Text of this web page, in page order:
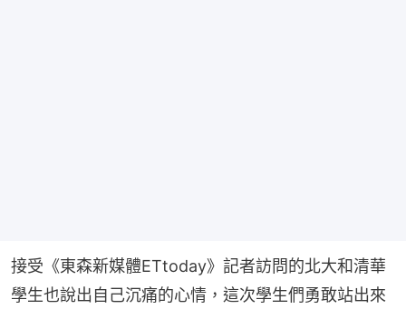
接受《東森新媒體ETtoday》記者訪問的北大和清華
學生也說出自己沉痛的心情，這次學生們勇敢站出來